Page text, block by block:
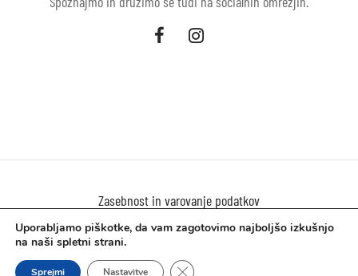
Zasebnost in varovanje podatkov
Uporaba piškokov
©2021 Solemio.si
Uporabljamo piškotke, da vam zagotovimo najboljšo izkušnjo
na naši spletni strani.
Sprejmi Nastavitve Close GDPR Cookie Banner